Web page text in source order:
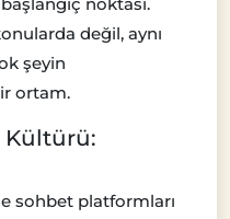
noktası.
değil, aynı
şeyin
ortam.
Kültürü:
sohbet platformları